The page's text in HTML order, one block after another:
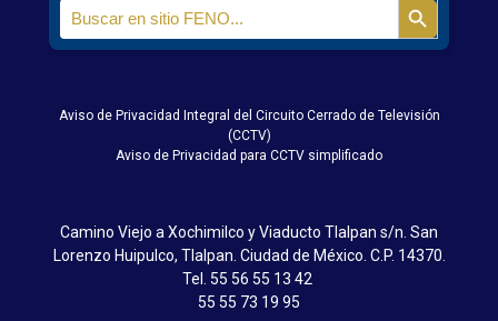
Search
for:
Search
Aviso de Privacidad Integral del Circuito Cerrado de Televisión
(CCTV)
Aviso de Privacidad para CCTV simplificado
Camino Viejo a Xochimilco y Viaducto Tlalpan s/n. San
Lorenzo Huipulco, Tlalpan. Ciudad de México. C.P. 14370.
Tel. 55 56 55 13 42
55 55 73 19 95